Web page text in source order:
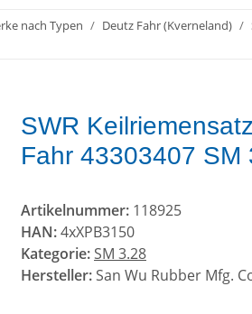
nach Typen Deutz Fahr (Kverneland)
SWR
Fahr 43303407 SM
Artikelnummer: 118925
HAN:4xXPB3150
Kategorie: SM 3.28
Hersteller: San Wu Rubber Mfg.